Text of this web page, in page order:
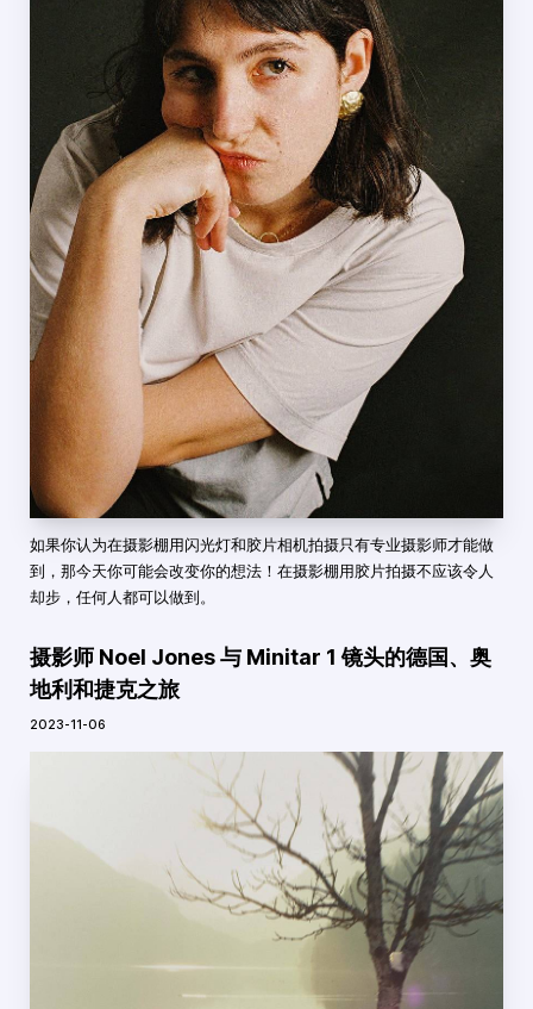
如果你认为在摄影棚用闪光灯和胶片相机拍摄只有专业摄影师才能做
到，那今天你可能会改变你的想法！在摄影棚用胶片拍摄不应该令人
却步，任何人都可以做到。
摄影师 Noel Jones 与 Minitar 1 镜头的德国、奥
地利和捷克之旅
2023-11-06